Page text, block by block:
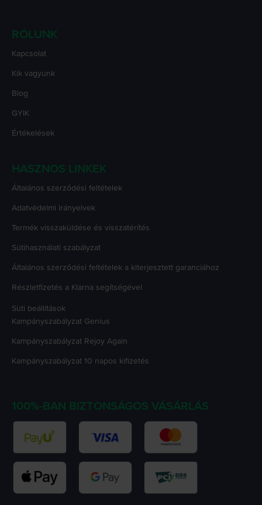
RÓLUNK
Kapcsolat
Kik vagyunk
Blog
GYIK
Értékelések
HASZNOS LINKEK
Általános szerződési feltételek
Adatvédelmi irányelvek
Termék visszaküldése és visszatérítés
Sütihasználati szabályzat
Általános szerződési feltételek a kiterjesztett garanciához
Részletfizetés a Klarna segítségével
Süti beállítások
Kampányszabályzat Genius
Kampányszabályzat Rejoy Again
Kampányszabályzat 10 napos kifizetés
100%-BAN BIZTONSÁGOS VÁSÁRLÁS